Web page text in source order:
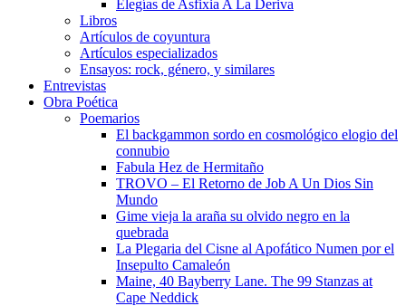
Elegías de Asfixia A La Deriva
Libros
Artículos de coyuntura
Artículos especializados
Ensayos: rock, género, y similares
Entrevistas
Obra Poética
Poemarios
El backgammon sordo en cosmológico elogio del
connubio
Fabula Hez de Hermitaño
TROVO – El Retorno de Job A Un Dios Sin
Mundo
Gime vieja la araña su olvido negro en la
quebrada
La Plegaria del Cisne al Apofático Numen por el
Insepulto Camaleón
Maine, 40 Bayberry Lane. The 99 Stanzas at
Cape Neddick